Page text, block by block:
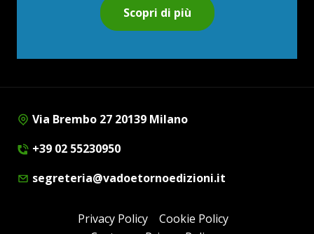
Scopri di più
Via Brembo 27 20139 Milano
+39 02 55230950
segreteria@vadoetornoedizioni.it
Privacy Policy
Cookie Policy